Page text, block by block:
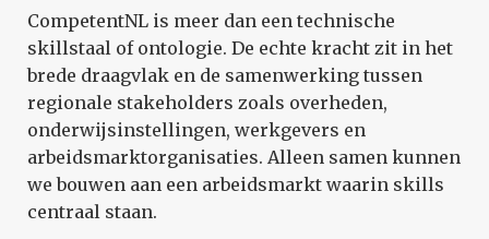
CompetentNL is meer dan een technische
skillstaal of ontologie. De echte kracht zit in het
brede draagvlak en de samenwerking tussen
regionale stakeholders zoals overheden,
onderwijsinstellingen, werkgevers en
arbeidsmarktorganisaties. Alleen samen kunnen
we bouwen aan een arbeidsmarkt waarin skills
centraal staan.